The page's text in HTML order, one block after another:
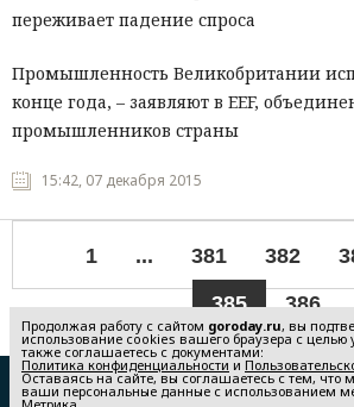
переживает падение спроса
Промышленность Великобритании
конце года, – заявляют в EEF,
промышленников страны
15:42, 07 декабря 2015
1 ... 381 382
385
386
Редакция
Продолжая работу с сайтом goroday.ru, вы
использование cookies вашего браузера с целью
также соглашаетесь с документами:
Политика конфиденциальности и
Оставаясь на сайте, вы соглашаетесь с тем, что
ваши персональные данные с использованием